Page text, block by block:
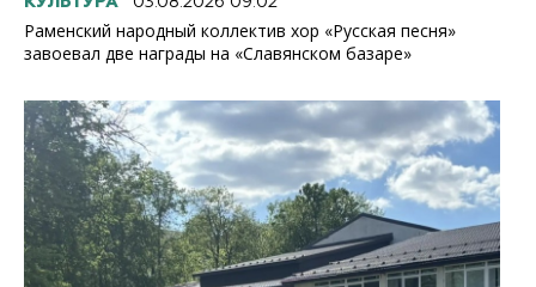
Раменский народный коллектив хор «Русская песня»
завоевал две награды на «Славянском базаре»